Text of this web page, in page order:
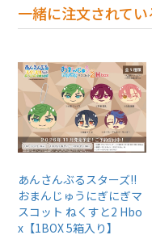
一緒に注文されて
あんさんぶるスターズ!!
おまんじゅうにぎにぎマ
スコット ねくすと2 Hbo
x【1BOX 5箱入り】